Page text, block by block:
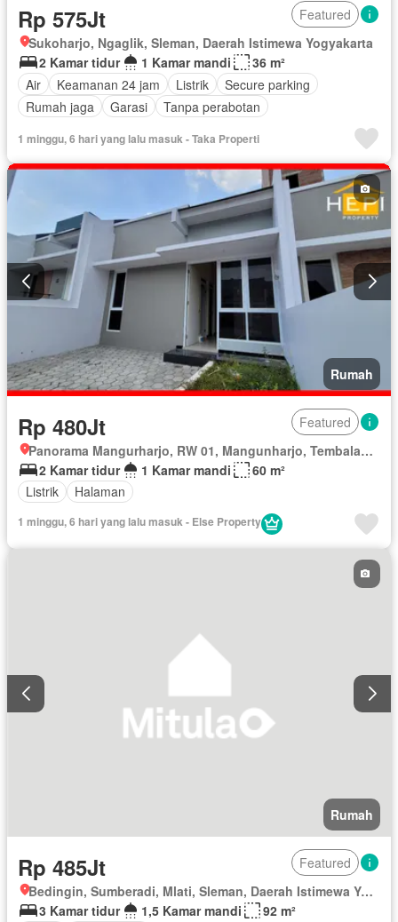
Rp 575Jt
Featured
Sukoharjo, Ngaglik, Sleman, Daerah Istimewa Yogyakarta
2 Kamar tidur
1 Kamar mandi
36 m²
Air
Keamanan 24 jam Listrik
Secure parking
Rumah jaga
Garasi Tanpa perabotan
1 minggu, 6 hari yang lalu masuk - Taka Properti
Rumah
Rp 480Jt
Featured
Panorama Mangurharjo, RW 01, Mangunharjo, Tembalang, Kota Semarang, Jawa Tengah
2 Kamar tidur
1 Kamar mandi
60 m²
Listrik
Halaman
1 minggu, 6 hari yang lalu masuk - Else Property
Rumah
Rp 485Jt
Featured
Bedingin, Sumberadi, Mlati, Sleman, Daerah Istimewa Yogyakarta
3 Kamar tidur
1,5 Kamar mandi
92 m²